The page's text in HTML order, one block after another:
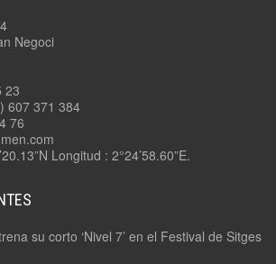
Negoci
23
607 371 384
76
Longitud : 2°24’58.60”E.
su corto ‘Nivel 7’ en el Festival de Sitges